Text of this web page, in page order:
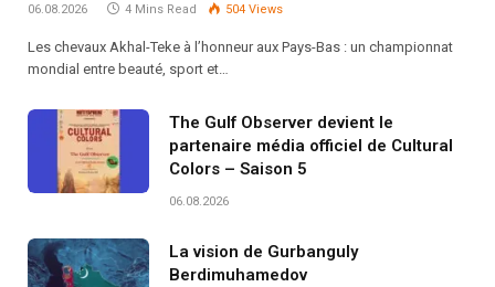
06.08.2026 4 Mins Read 504 Views
Les chevaux Akhal-Teke à l’honneur aux Pays-Bas : un championnat
mondial entre beauté, sport et…
The Gulf Observer devient le
partenaire média officiel de Cultural
Colors – Saison 5
06.08.2026
La vision de Gurbanguly
Berdimuhamedov